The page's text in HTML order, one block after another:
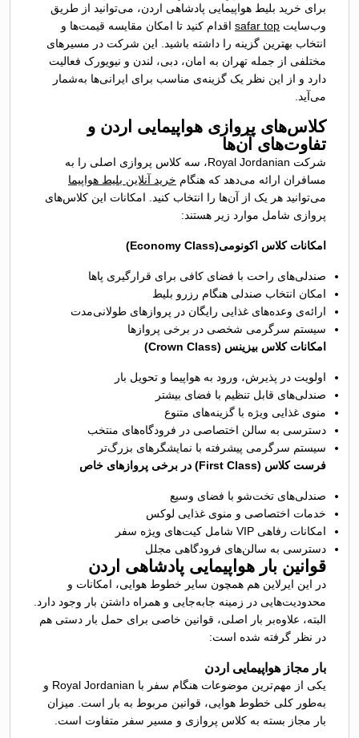
برای خرید بلیط هواپیمایی پادشاهی اردن، می‌توانید از طریق
وب‌سایت‌ safar top اقدام کنید تا امکان مقایسه قیمت‌ها و
انتخاب بهترین گزینه را داشته باشید. این شرکت در مسیرهای
مختلفی از جمله تهران به امان، دبی، لندن و نیویورک فعالیت
دارد و از این نظر یک گزینه‌ی مناسب برای ایرانی‌ها به‌شمار
می‌آید.
کلاس‌های پروازی هواپیمایی اردن و
تفاوت‌های آن‌ها
شرکت Royal Jordanian، سه کلاس پروازی اصلی را به
مسافران ارائه می‌دهد که هنگام خرید آنلاین بلیط هواپیما
می‌توانید هر یک از آن‌ها را انتخاب کنید. امکانات این کلاس‌های
پروازی شامل موارد زیر هستند:
امکانات کلاس اکونومی(Economy Class)
صندلی‌های راحت با فضای کافی برای قرارگیری پاها
امکان انتخاب صندلی هنگام رزرو بلیط
ارائه‌ی وعده‌های غذایی رایگان در پروازهای طولانی‌مدت
سیستم سرگرمی شخصی در برخی پروازها
امکانات کلاس بیزینس (Crown Class)
اولویت در پذیرش، ورود به هواپیما و تحویل بار
صندلی‌های قابل تنظیم با فضای بیشتر
منوی غذایی ویژه با گزینه‌های متنوع
دسترسی به سالن اختصاصی در فرودگاه‌های منتخب
سیستم سرگرمی پیشرفته با نمایشگرهای بزرگ‌تر
فرست کلاس (First Class) در برخی پروازهای خاص
صندلی‌های تخت‌شو با فضای وسیع
خدمات اختصاصی و منوی غذایی لوکس
امکانات رفاهی VIP شامل کیت‌های ویژه سفر
دسترسی به سالن‌های فرودگاهی مجلل
قوانین بار هواپیمایی پادشاهی اردن
در این ایرلاین هم همچون سایر خطوط هوایی، امکانات و
محدودیت‌هایی در زمینه جابه‌جایی و همراه داشتن بار وجود دارد.
البته، علاوه‌بر بار اصلی، قوانین خاصی برای حمل بار دستی هم
در نظر گرفته شده است:
بار مجاز هواپیمایی اردن
یکی از مهم‌ترین موضوعات هنگام سفر با Royal Jordanian و
به‌طور کلی خطوط هوایی، قوانین مربوط به بار است. میزان
بار مجاز بسته به کلاس پروازی و مسیر سفر متفاوت است.